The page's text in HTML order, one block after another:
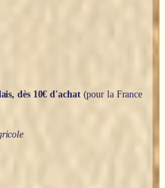
dès 10€ d'achat(pour la France